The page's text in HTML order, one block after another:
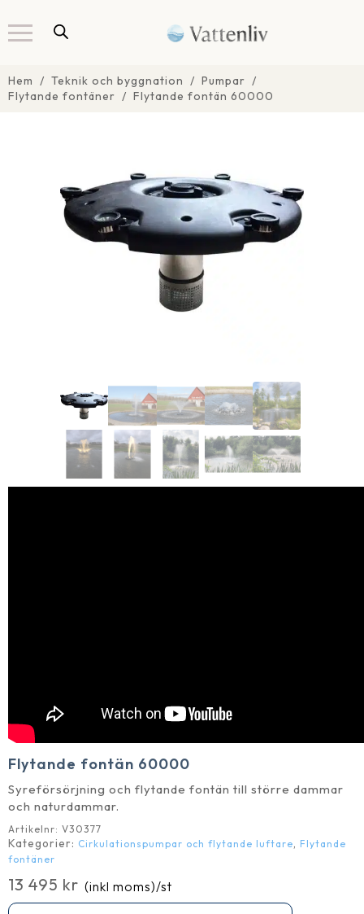
Hem Teknik och byggnation
Pumpar
Flytande fontäner
Flytande fontän 60000
Flytande fontän 60000
Syreförsörjning och flytande fontän till större dammar
och naturdammar.
Artikelnr: V30377
Kategorier: Cirkulationspumpar och flytande luftare
Flytande
fontäner
13 495 kr (inkl moms)/st